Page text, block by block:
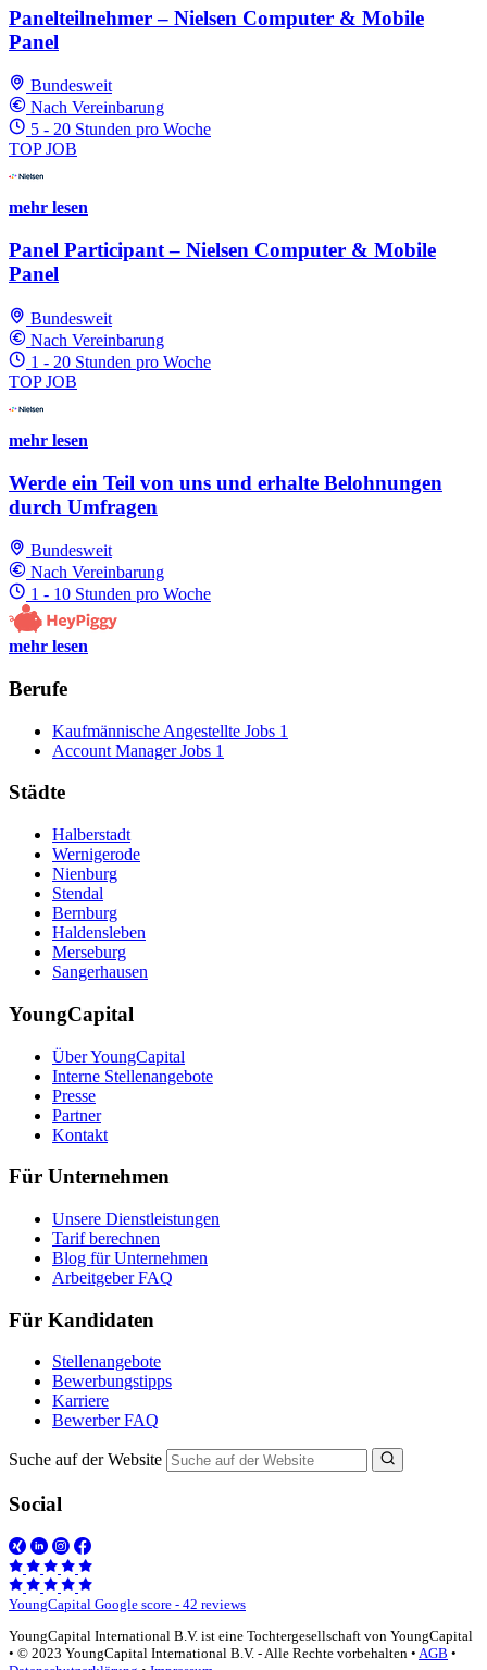
Panelteilnehmer – Nielsen Computer & Mobile
Panel
Bundesweit
Nach Vereinbarung
5 - 20 Stunden pro Woche
TOP JOB
mehr lesen
Panel Participant – Nielsen Computer & Mobile
Panel
Bundesweit
Nach Vereinbarung
1 - 20 Stunden pro Woche
TOP JOB
mehr lesen
Werde ein Teil von uns und erhalte Belohnungen
durch Umfragen
Bundesweit
Nach Vereinbarung
1 - 10 Stunden pro Woche
mehr lesen
Berufe
Kaufmännische Angestellte Jobs 1
Account Manager Jobs 1
Städte
Halberstadt
Wernigerode
Nienburg
Stendal
Bernburg
Haldensleben
Merseburg
Sangerhausen
YoungCapital
Über YoungCapital
Interne Stellenangebote
Presse
Partner
Kontakt
Für Unternehmen
Unsere Dienstleistungen
Tarif berechnen
Blog für Unternehmen
Arbeitgeber FAQ
Für Kandidaten
Stellenangebote
Bewerbungstipps
Karriere
Bewerber FAQ
Suche auf der Website
Social
YoungCapital Google score - 42 reviews
YoungCapital International B.V. ist eine Tochtergesellschaft von YoungCapital
• © 2023 YoungCapital International B.V. - Alle Rechte vorbehalten • AGB •